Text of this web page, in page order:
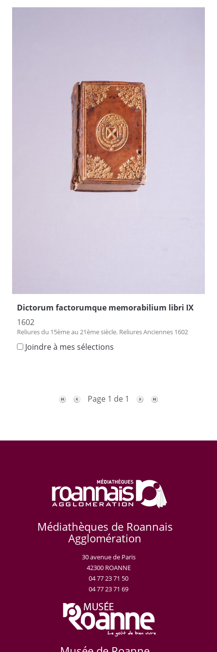
Dictorum factorumque memorabilium libri IX
1602
Reliures du 15ème au 21ème siècle. Reliures Anciennes 1602
Joindre à mes sélections
Page 1 de 1
Médiathèques de Roannais
Agglomération
30 avenue de Paris
42300 ROANNE
04 77 23 71 50
04 77 23 71 69